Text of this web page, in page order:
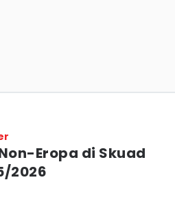
Eropa di Skuad
2026